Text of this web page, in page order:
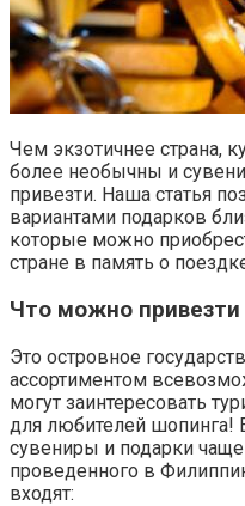
Чем экзотичнее страна,
более необычны и
привезти. Наша статья
вариантами подарков
которые можно
стране в память о
Что можно
Это островное
ассортиментом
могут заинтересовать
для любителей шопинга!
сувениры и подарки чаще
проведенного в
входят: